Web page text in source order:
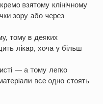
взятому клінічному
зору або через
тому в деяких
лікар, хоча у більш
— а тому легко
все одно стоять